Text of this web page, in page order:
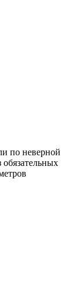
по неверной